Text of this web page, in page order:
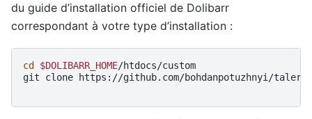
du guide d’installation officiel de Dolibarr
correspondant à votre type d’installation :
cd $DOLIBARR_HOME/htdocs/custom
git
clone https://github.com/bohdanpotuzhnyi/